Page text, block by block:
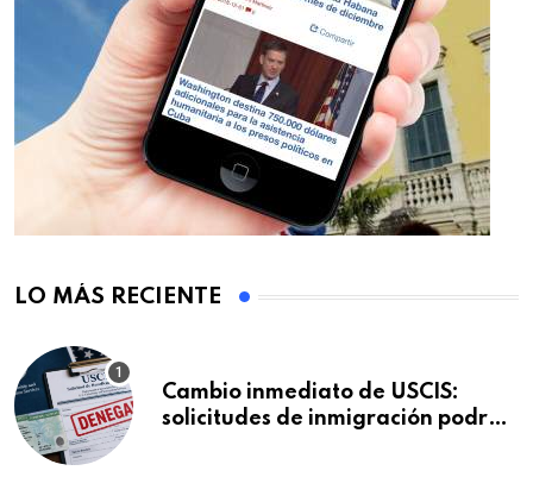
LO MÁS RECIENTE
Cambio inmediato de USCIS:
solicitudes de inmigración podrán